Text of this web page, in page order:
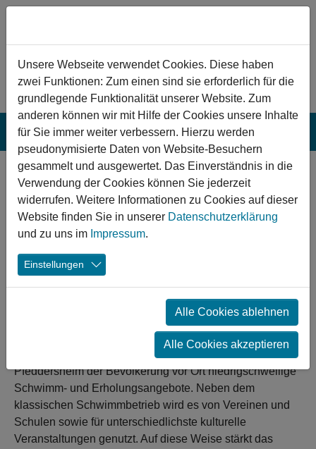
Zum Hauptinhalt springen
Worms: Umbau
und Sanierung des
Paternusbades
Das Paternusbad in Worms bietet seinen Nutzerinnen
und Nutzern insbesondere in den heißen
Sportmöglichkeiten. Durch eine Sanierung und einen
Ersatzneubau wird das Bad inklusiver und nachhaltiger.
Bereits seit 1934 ermöglicht das Paternusbad in Worms-
Pfeddersheim der Bevölkerung vor Ort niedrigschwellige
Schwimm- und Erholungsangebote. Neben dem
klassischen Schwimmbetrieb wird es von Vereinen und
Schulen sowie für unterschiedlichste kulturelle
Veranstaltungen genutzt. Auf diese Weise stärkt das
Unsere Webseite verwendet Cookies. Diese haben
zwei Funktionen: Zum einen sind sie erforderlich für die
grundlegende Funktionalität unserer Website. Zum
anderen können wir mit Hilfe der Cookies unsere Inhalte
für Sie immer weiter verbessern. Hierzu werden
pseudonymisierte Daten von Website-Besuchern
gesammelt und ausgewertet. Das Einverständnis in die
Verwendung der Cookies können Sie jederzeit
widerrufen. Weitere Informationen zu Cookies auf dieser
Website finden Sie in unserer Datenschutzerklärung
und zu uns im Impressum.
Einstellungen
Alle Cookies ablehnen
Alle Cookies akzeptieren